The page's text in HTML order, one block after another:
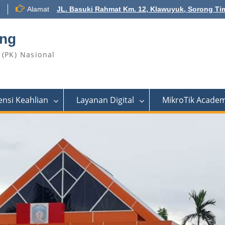
Alamat JL. Basuki Rahmat Km. 12, Klawuyuk, Sorong
Nasional
Keahlian Layanan Digital MikroTik